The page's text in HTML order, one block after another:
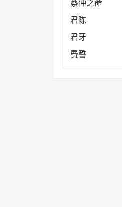
君陈
君牙
费誓